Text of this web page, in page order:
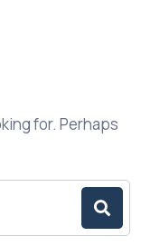
for. Perhaps